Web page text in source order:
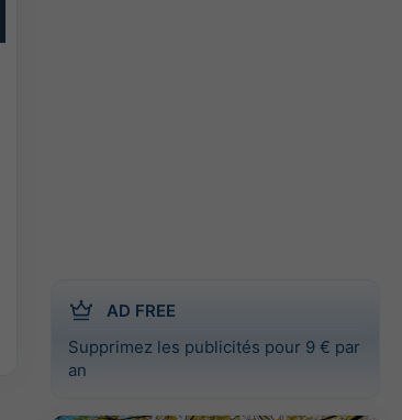
AD FREE
Supprimez les publicités pour 9 € par
an